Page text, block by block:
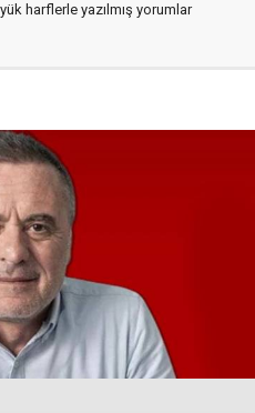
harflerle yazılmış yorumlar